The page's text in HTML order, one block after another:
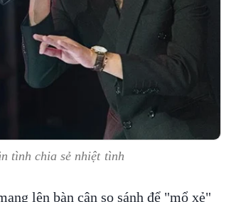
tình chia sẻ nhiệt tình
lên bàn cân so sánh để "mổ xẻ"